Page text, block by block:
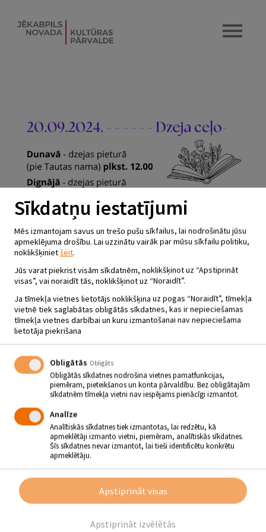
DZEJAS DIENU PASĀKUMS
“DZEJA RUNĀ, DZEJU DZIED”
20.09.2024 - plkst.14.00
Dignājas pagasta Vandāni
Sīkdatņu iestatījumi
Mēs izmantojam savus un trešo pušu sīkfailus, lai nodrošinātu jūsu
apmeklējuma drošību. Lai uzzinātu vairāk par mūsu sīkfailu politiku,
noklikšķinietšeit.
Jūs varat piekrist visām sīkdatnēm, noklikšķinot uz “Apstiprināt
visas”, vai noraidīt tās, noklikšķinot uz “Noraidīt”.
Ja tīmekļa vietnes lietotājs noklikšķina uz pogas “Noraidīt”, tīmekļa
vietnē tiek saglabātas obligātās sīkdatnes, kas ir nepieciešamas
tīmekļa vietnes darbībai un kuru izmantošanai nav nepieciešama
lietotāja piekrišana
Obligātās Obligāts
Obligātās sīkdatnes nodrošina vietnes pamatfunkcijas,
piemēram, pieteikšanos un konta pārvaldību. Bez obligātajām
sīkdatnēm tīmekļa vietni nav iespējams pienācīgi izmantot.
Analīze
Analītiskās sīkdatnes tiek izmantotas, lai redzētu, kā
apmeklētāji izmanto vietni, piemēram, analītiskās sīkdatnes.
Šīs sīkdatnes nevar izmantot, lai tieši identificētu konkrētu
apmeklētāju.
Apstiprināt izvēlētās
Apstiprināt visas